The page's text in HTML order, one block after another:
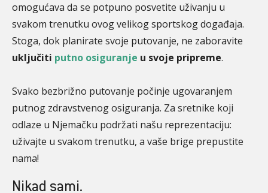
omogućava da se potpuno posvetite uživanju u
svakom trenutku ovog velikog sportskog događaja.
Stoga, dok planirate svoje putovanje, ne zaboravite
uključiti putno osiguranje u svoje pripreme.
Svako bezbrižno putovanje počinje ugovaranjem
putnog zdravstvenog osiguranja. Za sretnike koji
odlaze u Njemačku podržati našu reprezentaciju:
uživajte u svakom trenutku, a vaše brige prepustite
nama!
Nikad sami.